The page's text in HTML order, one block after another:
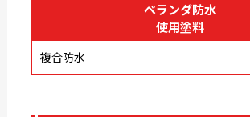
ベランダ防水
使用塗料
複合防水